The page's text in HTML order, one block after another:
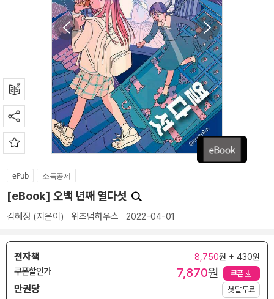
ePub 소득공제
[eBook] 오백 년째 열다섯
김혜정 (지은이) 위즈덤하우스 2022-04-01
전자책 8,750원 + 430원
쿠폰할인가 7,870원 쿠폰
만권당 첫 달 무료